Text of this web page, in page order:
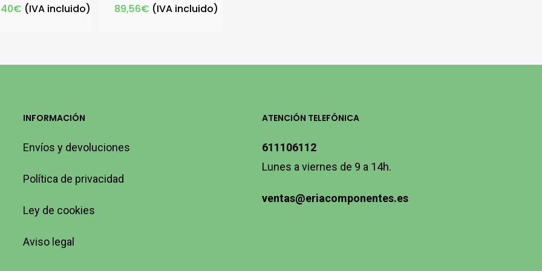
€ (IVA incluido)
89,56€ (IVA incluido)
INFORMACIÓN
Envíos y devoluciones
Política de privacidad
Ley de cookies
Aviso legal
ATENCIÓN TELEFÓNICA
611106112
Lunes a viernes de 9 a 14h.
ventas@eriacomponentes.es